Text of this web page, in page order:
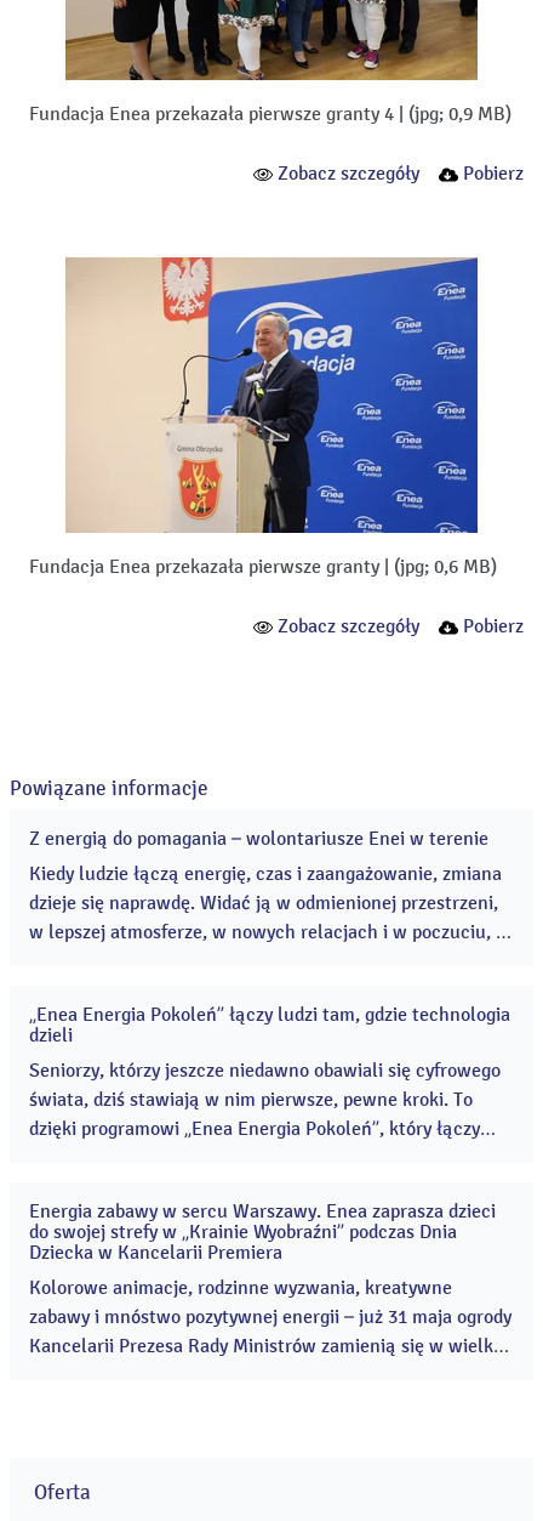
Fundacja Enea przekazała pierwsze granty 4 (jpg; 0,9 MB)
Zobacz szczegóły Pobierz
Fundacja Enea przekazała pierwsze granty (jpg; 0,6 MB)
Zobacz szczegóły Pobierz
Powiązane informacje
30
cze
2026
Z energią do pomagania – wolontariusze Enei w terenie
Kiedy ludzie łączą energię, czas i zaangażowanie, zmiana
dzieje się naprawdę. Widać ją w odmienionej przestrzeni,
w lepszej atmosferze, w nowych relacjach i w poczuciu, że
24
2026
„Enea Energia Pokoleń” łączy ludzi tam, gdzie technologia
dzieli
Seniorzy, którzy jeszcze niedawno obawiali się cyfrowego
świata, dziś stawiają w nim pierwsze, pewne kroki. To
dzięki programowi „Enea Energia Pokoleń”, który łączy
28
Energia zabawy w sercu Warszawy. Enea zaprasza dzieci
do swojej strefy w „Krainie Wyobraźni” podczas Dnia
Dziecka w Kancelarii Premiera
Kolorowe animacje, rodzinne wyzwania, kreatywne
zabawy i mnóstwo pozytywnej energii – już 31 maja ogrody
Kancelarii Prezesa Rady Ministrów zamienią się w wielką
całych rodzin. ...
Oferta